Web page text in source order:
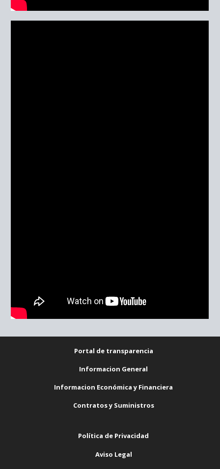
Portal de transparencia
Informacion General
Informacion Económica y Financiera
Contratos y Suministros
Política de Privacidad
Aviso Legal